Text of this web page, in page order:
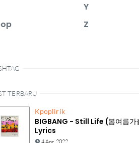
Y
Z
TERBARU
Kpoplirik
BIGBANG - Still Life (봄여름가
Lyrics
4 Apr, 2022